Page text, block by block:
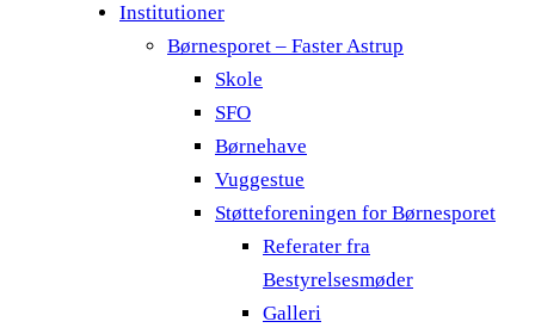
Institutioner
Børnesporet – Faster Astrup
Skole
SFO
Børnehave
Vuggestue
Støtteforeningen for Børnesporet
Referater fra
Bestyrelsesmøder
Galleri